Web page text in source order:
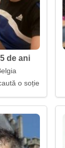
de ani
o soție